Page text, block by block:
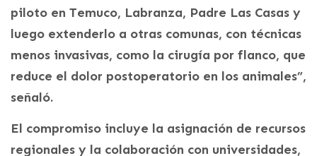
piloto en Temuco, Labranza, Padre Las Casas y
luego extenderlo a otras comunas, con técnicas
menos invasivas, como la cirugía por flanco, que
reduce el dolor postoperatorio en los animales”,
señaló.
El compromiso incluye la asignación de recursos
regionales y la colaboración con universidades,